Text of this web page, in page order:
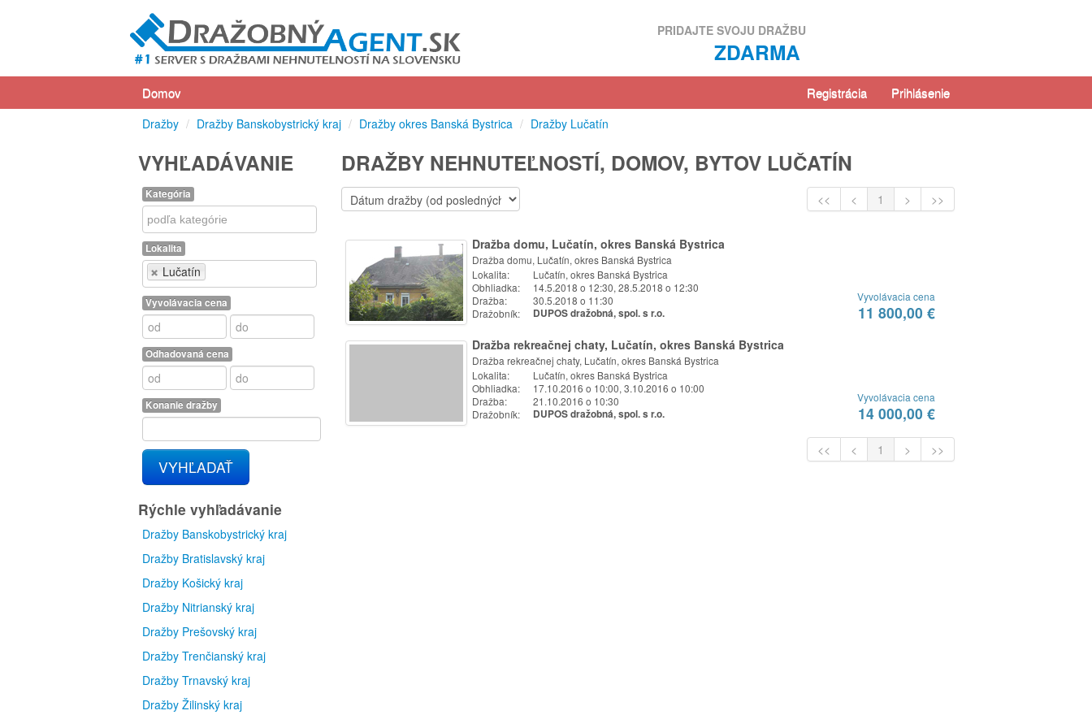
PRIDAJTE SVOJU DRAŽBU
ZDARMA
Domov Prihlásenie
Registrácia
Dražby / Dražby Banskobystrický kraj / Dražby okres Banská Bystrica / Dražby Lučatín
VYHĽADÁVANIE
Kategória
Kategória
Lokalita
Lučatín
Lokalita
Vyvolávacia cena
Odhadovaná cena
Konanie dražby
VYHĽADAŤ
Rýchle vyhľadávanie
Dražby Banskobystrický kraj
Dražby Bratislavský kraj
Dražby Košický kraj
Dražby Nitrianský kraj
Dražby Prešovský kraj
Dražby Trenčianský kraj
Dražby Trnavský kraj
Dražby Žilinský kraj
DRAŽBY NEHNUTEĽNOSTÍ, DOMOV, BYTOV LUČATÍN
<< < 1 > >>
Dražba domu, Lučatín, okres Banská Bystrica
Dražba domu, Lučatín, okres Banská Bystrica
Lokalita:
Lučatín, okres Banská Bystrica
Obhliadka:
14.5.2018 o 12:30, 28.5.2018 o 12:30
Dražba:
30.5.2018 o 11:30
Dražobník:
DUPOS dražobná, spol. s r.o.
Vyvolávacia cena
11 800,00 €
Dražba rekreačnej chaty, Lučatín, okres Banská Bystrica
Dražba rekreačnej chaty, Lučatín, okres Banská Bystrica
Lokalita:
Lučatín, okres Banská Bystrica
Obhliadka:
17.10.2016 o 10:00, 3.10.2016 o 10:00
Dražba:
21.10.2016 o 10:30
Dražobník:
DUPOS dražobná, spol. s r.o.
Vyvolávacia cena
14 000,00 €
<< < 1 > >>